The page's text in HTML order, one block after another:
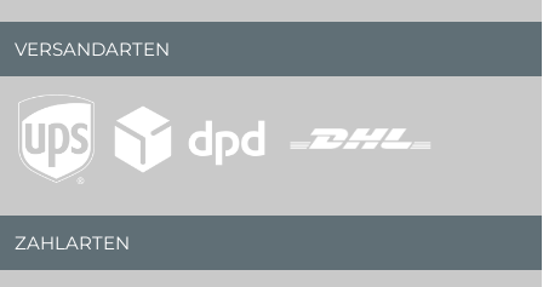
VERSANDARTEN
ZAHLARTEN